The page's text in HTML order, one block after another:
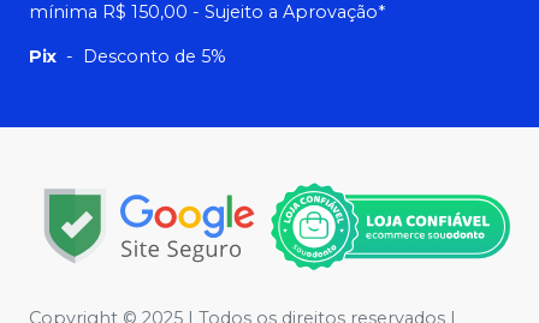
mínima R$ 150,00 - Sujeito a Aprovação*
Pix - Desconto de 5%
Copyright © 2025 | Todos os direitos reservados |